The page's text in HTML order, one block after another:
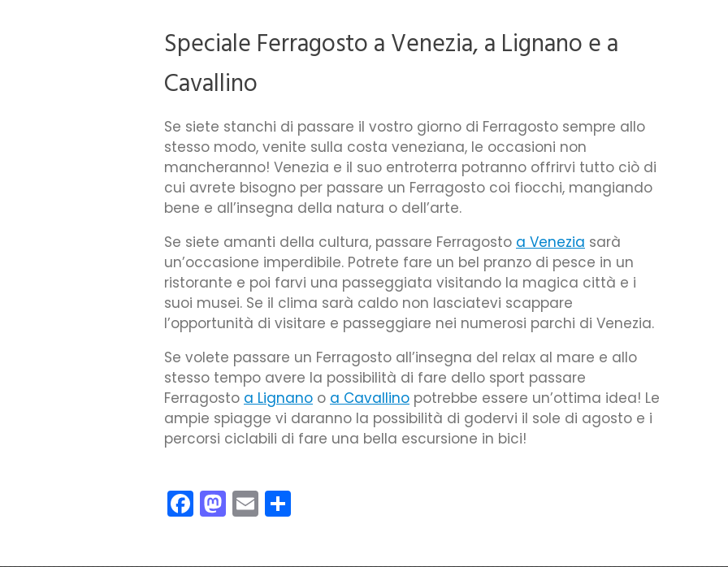
Speciale Ferragosto a Venezia, a Lignano e a
Cavallino
Se siete stanchi di passare il vostro giorno di Ferragosto sempre allo
stesso modo, venite sulla costa veneziana, le occasioni non
mancheranno! Venezia e il suo entroterra potranno offrirvi tutto ciò di
cui avrete bisogno per passare un Ferragosto coi fiocchi, mangiando
bene e all’insegna della natura o dell’arte.
Se siete amanti della cultura, passare Ferragosto a Venezia sarà
un’occasione imperdibile. Potrete fare un bel pranzo di pesce in un
ristorante e poi farvi una passeggiata visitando la magica città e i
suoi musei. Se il clima sarà caldo non lasciatevi scappare
l’opportunità di visitare e passeggiare nei numerosi parchi di Venezia.
Se volete passare un Ferragosto all’insegna del relax al mare e allo
stesso tempo avere la possibilità di fare dello sport passare
Ferragosto a Lignano o a Cavallino potrebbe essere un’ottima idea! Le
ampie spiagge vi daranno la possibilità di godervi il sole di agosto e i
percorsi ciclabili di fare una bella escursione in bici!
Facebook
Mastodon
Email